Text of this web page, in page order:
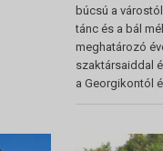
búcsú a
tánc és a bál
meghatározó
szaktársaiddal
a Georgikontól